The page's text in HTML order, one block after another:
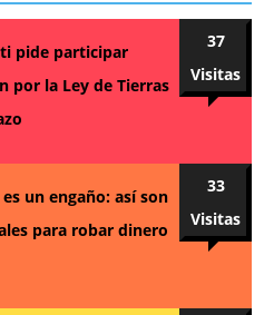
pide participar
por la Ley de Tierras
37
Visitas
un engaño: así son
para robar dinero
33
Visitas